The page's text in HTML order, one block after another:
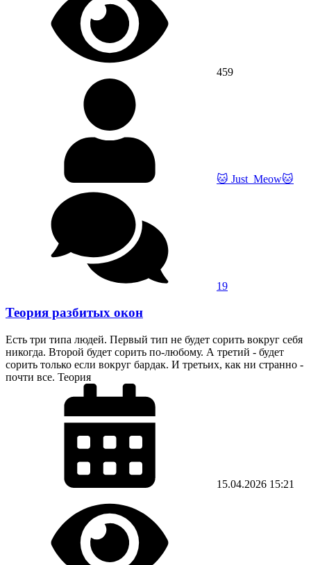
459
🐱 Just_Meow🐱
19
Теория разбитых окон
Есть три типа людей. Первый тип не будет сорить вокруг себя
никогда. Второй будет сорить по-любому. А третий - будет
сорить только если вокруг бардак. И третьих, как ни странно -
почти все. Теория
15.04.2026 15:21